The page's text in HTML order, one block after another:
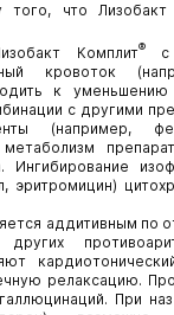
того, что Лизобакт
Комплит®с
кровоток
к уменьшению
с другими
(например,
Ингибирование
эритромицин)
аддитивным по
релаксацию.
При